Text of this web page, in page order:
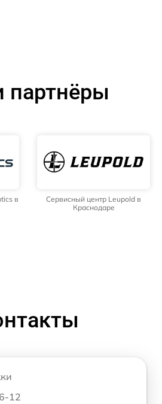
в
Сервисный центр Leupold в
Краснодаре
12